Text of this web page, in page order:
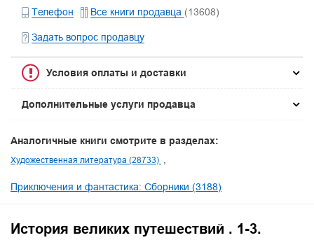
Телефон Все книги продавца (13608)
Задать вопрос продавцу
Условия оплаты и доставки
Дополнительные услуги продавца
Аналогичные книги смотрите в разделах:
Художественная литература (28733)
Приключения и фантастика: Сборники (3188)
История великих путешествий . 1-3.